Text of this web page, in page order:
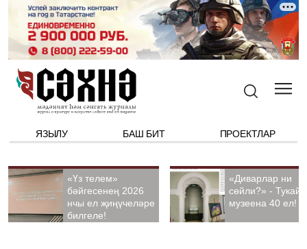
ЯЗЫЛУ БАШ БИТ ПРОЕКТЛАР
«Үз телем»
бәйгесенең 2026
нчы ел җиңүчеләре
билгеле!
«Диварлар ни
сөйли?» - Тукай
музеена 40 ел!